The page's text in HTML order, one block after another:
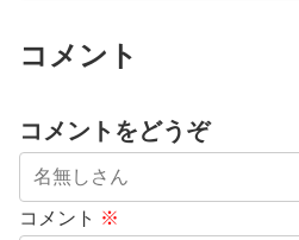
コメント
コメントをどうぞ
コメント ※